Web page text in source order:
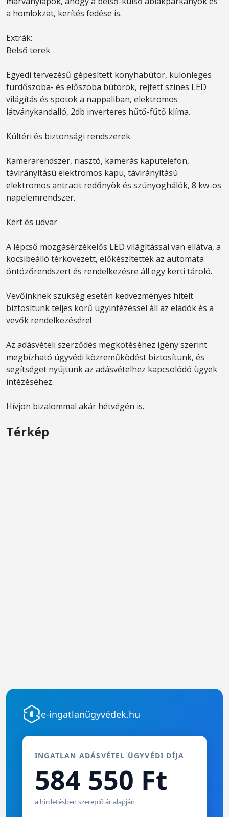
a homlokzat, kerítés fedése is.
Extrák:
Belső terek
Egyedi tervezésű gépesített konyhabútor, különleges
fürdőszoba- és előszoba bútorok, rejtett színes LED
világítás és spotok a nappaliban, elektromos
látványkandalló, 2db inverteres hűtő-fűtő klíma.
Kültéri és biztonsági rendszerek
Kamerarendszer, riasztó, kamerás kaputelefon,
távirányítású elektromos kapu, távirányítású
elektromos antracit redőnyök és szúnyoghálók, 8 kw-os
napelemrendszer.
Kert és udvar
A lépcső mozgásérzékelős LED világítással van ellátva, a
kocsibeálló térkövezett, előkészítették az automata
öntözőrendszert és rendelkezésre áll egy kerti tároló.
Vevőinknek szükség esetén kedvezményes hitelt
biztosítunk teljes körű ügyintézéssel áll az eladók és a
vevők rendelkezésére!
Az adásvételi szerződés megkötéséhez igény szerint
megbízható ügyvédi közreműködést biztosítunk, és
segítséget nyújtunk az adásvételhez kapcsolódó ügyek
intézéséhez.
Hívjon bizalommal akár hétvégén is.
Térkép
e-ingatlanügyvédek.hu
INGATLAN ADÁSVÉTEL ÜGYVÉDI DÍJA
584 550 Ft
a hirdetésben szereplő ár alapján